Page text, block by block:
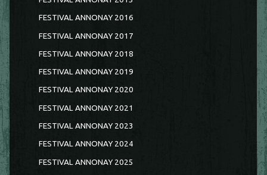
FESTIVAL ANNONAY 2016
FESTIVAL ANNONAY 2017
FESTIVAL ANNONAY 2018
FESTIVAL ANNONAY 2019
FESTIVAL ANNONAY 2020
FESTIVAL ANNONAY 2021
FESTIVAL ANNONAY 2023
FESTIVAL ANNONAY 2024
FESTIVAL ANNONAY 2025